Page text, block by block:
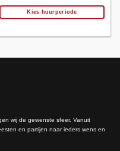
Kies huurperiode
wij de gewenste sfeer. Vanuit
en partijen naar ieders wens en